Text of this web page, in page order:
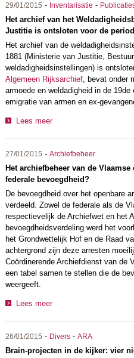
29/01/2015 - Inventarisatie -
Het archief van het
Justitie is ontsloten voor de
Het archief van de
1881 (Ministerie van Justitie,
weldadigheidsinstellingen) is
Algemeen Rijksarchief, bevat onder
armoede en weldadigheid in de
emigratie van armen en ex-
Lees meer
27/01/2015 - Archiefbeheer
Het archiefbeheer van de
federale bevoegdheid?
De bevoegdheid over het openbare
verdeeld. Zowel de federale als de
respectievelijk de Archiefwet en het
bevoegdheidsverdeling werd het
het Grondwettelijk Hof en de Raad
achtergrond zijn deze arresten
Coördinerende Archiefdienst van de
een tabel samen te stellen die de
weergeeft.
Lees meer
26/01/2015 - Divers- ARA
Brain-projecten in de kijker: vier